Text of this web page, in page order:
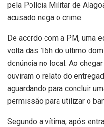
pela Polícia Militar de
acusado nega o crime.
De acordo com a PM, uma
volta das 16h do último
denúncia no local. Ao
ouviram o relato do
aguardando para concluir
permissão para utilizar o
Segundo a vítima, após